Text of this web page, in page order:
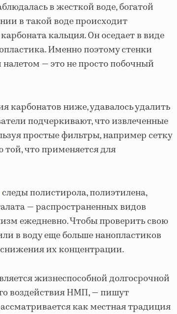
в жесткой воде, богатой
в такой воде происходит
кальция. Он оседает в виде
Именно поэтому стенки
— это не просто побочный
карбонатов ниже, удавалось удалить
подчеркивают, что извлеченные
простые фильтры, например сетку
что применяется для
следы полистирола, полиэтилена,
— распространенных видов
ежедневно. Чтобы проверить свою
в воду еще больше нанопластиков
снижения их концентрации.
жизнеспособной долгосрочной
воздействия НМП, — пишут
как местная традиция